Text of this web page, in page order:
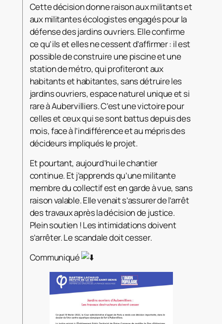
Cette décision donne raison aux militants et
aux militantes écologistes engagés pour la
défense des jardins ouvriers. Elle confirme
ce qu’ils et elles ne cessent d’affirmer : il est
possible de construire une piscine et une
station de métro, qui profiteront aux
habitants et habitantes, sans détruire les
jardins ouvriers, espace naturel unique et si
rare à Aubervilliers. C’est une victoire pour
celles et ceux qui se sont battus depuis des
mois, face à l’indifférence et au mépris des
décideurs impliqués le projet.
Et pourtant, aujourd’hui le chantier
continue. Et j’apprends qu’une militante
membre du collectif est en garde à vue, sans
raison valable. Elle venait s’assurer de l’arrêt
des travaux après la décision de justice.
Plein soutien ! Les intimidations doivent
s’arrêter. Le scandale doit cesser.
Communiqué